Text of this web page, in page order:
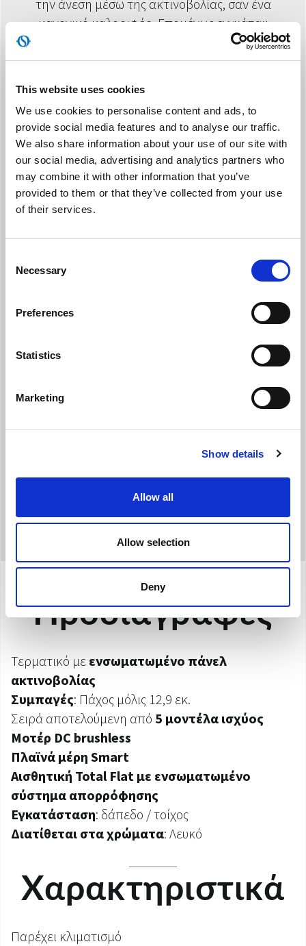
This website uses cookies
We use cookies to personalise content and ads, to
provide social media features and to analyse our traffic.
We also share information about your use of our site with
our social media, advertising and analytics partners who
may combine it with other information that you’ve
provided to them or that they’ve collected from your use
of their services.
Selection
Necessary
Preferences
Statistics
Marketing
Show details
Allow all
Allow selection
Deny
την άνεση μέσω της ακτινοβολίας, σαν ένα
κανονικό καλοριφέρ. Επομένως εγγυάται:
>> απόλυτη απουσία θορύβου
>> εξοικονόμηση ενέργειας
Σε σχέση με άλλα μη υδρονικά συστήματα
ακτινοβολίας η τεχνολογία RADIANT+ έχει
υψηλότερη απόδοση χάρη στα εξής :
>> υψηλότερη μέση επιφανειακή θερμοκρασία,
και επομένως μεγαλύτερη ακτινοβολούμενη
>> μεγαλύτερη ομοιομορφία στην επιφανειακή
>> ενίσχυση του φυσικού φαινομένου
>> μείωση του περιεχομένου σε νερό και
συνεπώς μεγαλύτερη ταχύτητα λειτουργίας της
ΣΤΟΙΧΕΙΑ EUROVENT
Προδιαγραφές
Τερματικό με ενσωματωμένο πάνελ
ακτινοβολίας
Συμπαγές: Πάχος μόλις 12,9 εκ.
Σειρά αποτελούμενη από 5 μοντέλα ισχύος
Μοτέρ DC brushless
Πλαϊνά μέρη Smart
Αισθητική Total Flat με ενσωματωμένο
σύστημα απορρόφησης
Εγκατάσταση: δάπεδο / τοίχος
Διατίθεται στα χρώματα: Λευκό
Χαρακτηριστικά
Παρέχει κλιματισμό